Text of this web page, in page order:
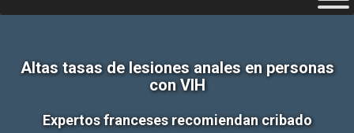
Altas tasas de lesiones anales en personas
con VIH
Expertos franceses recomiendan cribado